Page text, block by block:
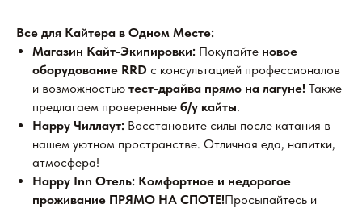
Все для Кайтера в Одном Месте:
Магазин Кайт-Экипировки: Покупайте новое
оборудование RRD с консультацией профессионалов
и возможностью тест-драйва прямо на лагуне! Также
предлагаем проверенные б/у кайты.
Happy Чиллаут: Восстановите силы после катания в
нашем уютном пространстве. Отличная еда, напитки,
атмосфера!
Happy Inn Отель: Комфортное и недорогое
проживание ПРЯМО НА СПОТЕ!Просыпайтесь и